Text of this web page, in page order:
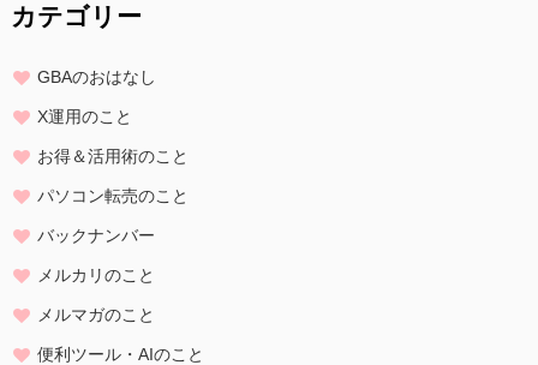
カテゴリー
GBAのおはなし
X運用のこと
お得＆活用術のこと
パソコン転売のこと
バックナンバー
メルカリのこと
メルマガのこと
便利ツール・AIのこと